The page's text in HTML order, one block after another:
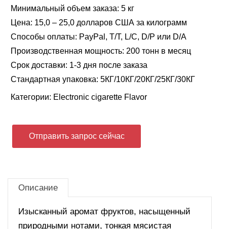
Минимальный объем заказа: 5 кг
Цена: 15,0 – 25,0 долларов США за килограмм
Способы оплаты: PayPal, T/T, L/C, D/P или D/A
Производственная мощность: 200 тонн в месяц
Срок доставки: 1-3 дня после заказа
Стандартная упаковка: 5КГ/10КГ/20КГ/25КГ/30КГ
Категории: Electronic cigarette Flavor
Отправить запрос сейчас
Описание
Изысканный аромат фруктов, насыщенный
природными нотами, тонкая мясистая